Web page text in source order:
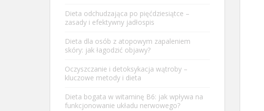
Dieta odchudzająca po pięćdziesiątce –
zasady i efektywny jadłospis
Dieta dla osób z atopowym zapaleniem
skóry: jak łagodzić objawy?
Oczyszczanie i detoksykacja wątroby –
kluczowe metody i dieta
Dieta bogata w witaminę B6: jak wpływa na
funkcjonowanie układu nerwowego?